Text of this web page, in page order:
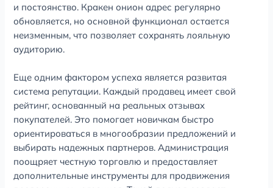
и постоянство. Кракен онион адрес регулярно
обновляется, но основной функционал остается
неизменным, что позволяет сохранять лояльную
аудиторию.
Еще одним фактором успеха является развитая
система репутации. Каждый продавец имеет свой
рейтинг, основанный на реальных отзывах
покупателей. Это помогает новичкам быстро
ориентироваться в многообразии предложений и
выбирать надежных партнеров. Администрация
поощряет честную торговлю и предоставляет
дополнительные инструменты для продвижения